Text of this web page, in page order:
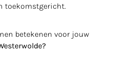
toekomstgericht.
betekenen voor jouw